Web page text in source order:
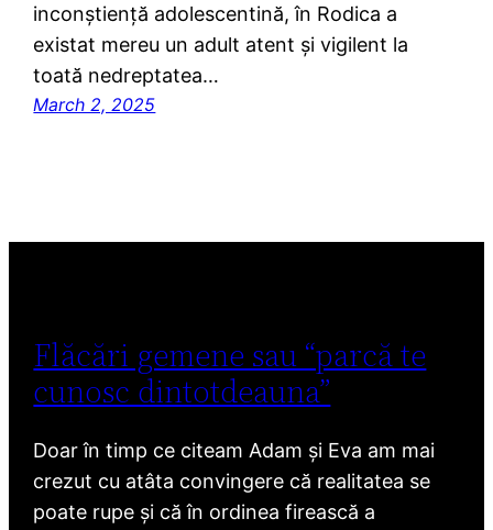
inconștiență adolescentină, în Rodica a
existat mereu un adult atent și vigilent la
toată nedreptatea…
March 2, 2025
Flăcări gemene sau “parcă te
cunosc dintotdeauna”
Doar în timp ce citeam Adam și Eva am mai
crezut cu atâta convingere că realitatea se
poate rupe și că în ordinea firească a